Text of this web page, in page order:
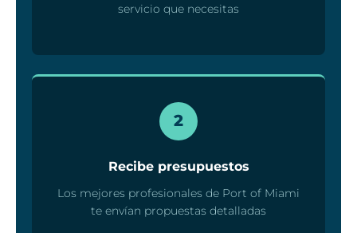
servicio que necesitas
2
Recibe presupuestos
Los mejores profesionales de Port of Miami
te envían propuestas detalladas